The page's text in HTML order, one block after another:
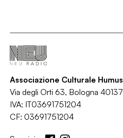
Associazione Culturale Humus
Via degli Orti 63, Bologna 40137
IVA: IT03691751204
CF: 03691751204